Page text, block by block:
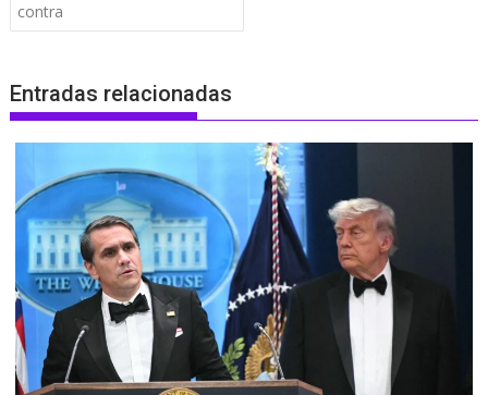
contra
Entradas relacionadas